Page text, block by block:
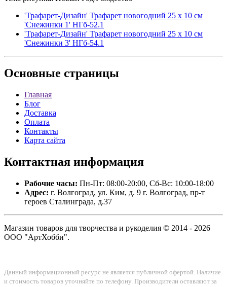
'Трафарет-Дизайн' Трафарет новогодний 25 x 10 см
'Снежинки 1' НГб-52.1
'Трафарет-Дизайн' Трафарет новогодний 25 x 10 см
'Снежинки 3' НГб-54.1
Основные страницы
Главная
Блог
Доставка
Оплата
Контакты
Карта сайта
Контактная информация
Рабочие часы: Пн-Пт: 08:00-20:00, Сб-Вс: 10:00-18:00
Адрес: г. Волгоград, ул. Ким, д. 9 г. Волгоград, пр-т
героев Сталинграда, д.37
Магазин товаров для творчества и рукоделия © 2014 - 2026
ООО "АртХобби".
Данный информационный ресурс не является публичной офертой. Наличие
и стоимость товаров уточняйте по телефону. Производители оставляют за